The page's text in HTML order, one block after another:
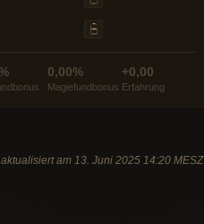
0,00%
Magiefundbonus
+0,00
Erfahrung
am 13. Juni 2025 14:20 MESZ